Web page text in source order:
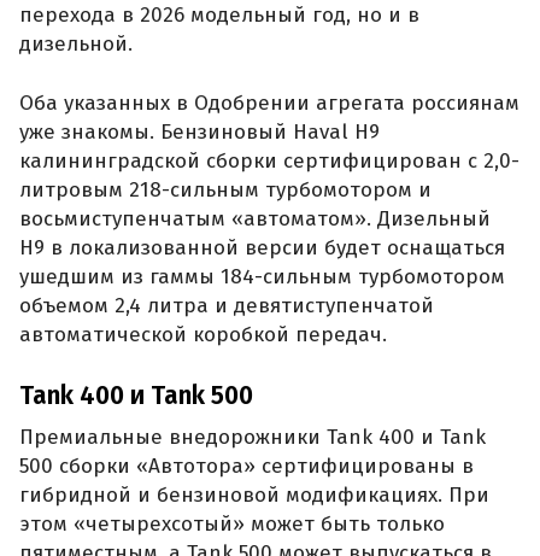
перехода в 2026 модельный год, но и в
дизельной.
Оба указанных в Одобрении агрегата россиянам
уже знакомы. Бензиновый Haval H9
калининградской сборки сертифицирован с 2,0-
литровым 218-сильным турбомотором и
восьмиступенчатым «автоматом». Дизельный
H9 в локализованной версии будет оснащаться
ушедшим из гаммы 184-сильным турбомотором
объемом 2,4 литра и девятиступенчатой
автоматической коробкой передач.
Tank 400 и Tank 500
Премиальные внедорожники Tank 400 и Tank
500 сборки «Автотора» сертифицированы в
гибридной и бензиновой модификациях. При
этом «четырехсотый» может быть только